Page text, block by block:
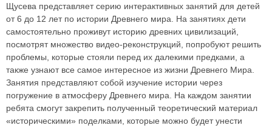
Щусева представляет серию интерактивных занятий для детей
от 6 до 12 лет по истории Древнего мира. На занятиях дети
самостоятельно проживут историю древних цивилизаций,
посмотрят множество видео-реконструкций, попробуют решить
проблемы, которые стояли перед их далекими предками, а
также узнают все самое интересное из жизни Древнего Мира.
Занятия представляют собой изучение истории через
погружение в атмосферу Древнего мира. На каждом занятии
ребята смогут закрепить полученный теоретический материал
«историческими» поделками, которые можно будет унести